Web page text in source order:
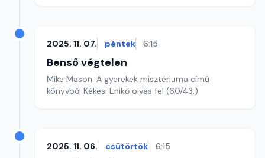
2025. 11. 07. péntek 6:15
Benső végtelen
Mike Mason: A gyerekek misztériuma című
könyvből Kékesi Enikő olvas fel (60/43.)
2025. 11. 06. csütörtök 6:15